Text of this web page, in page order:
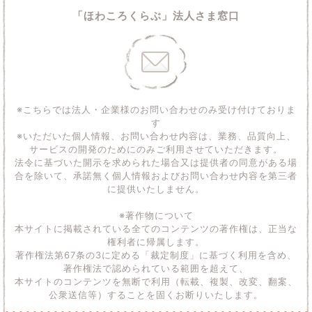
「ほわころくらぶ」法人さま窓口
※こちらでは法人・企業様のお問い合わせのみ受け付けておりま
す
※いただいた個人情報、お問い合わせ内容は、業務、品質向上、
サービスの開発のためにのみご利用させていただきます。
法令に基づいた開示を求められた場合又は提供者の同意がある場
合を除いて、承諾無く個人情報およびお問い合わせ内容を第三者
に提供いたしません。
※著作物について
本サイトに掲載されている全てのコンテンツの著作権は、正当な
権利者に帰属します。
著作権法第67条の3に定める「裁定制度」に基づく利用を含め、
著作権法で認められている範囲を超えて、
本サイトのコンテンツを無断で利用（転載、複製、改変、翻案、
公衆送信等）することを固くお断りいたします。